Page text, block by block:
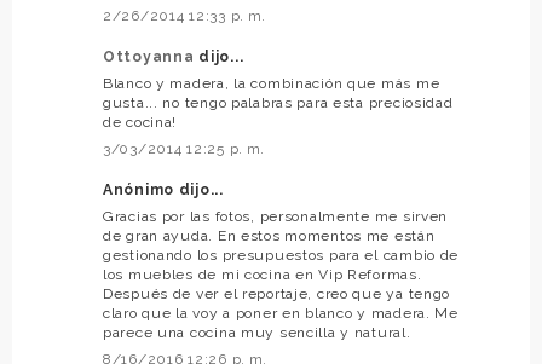
2/26/2014 12:33 p. m.
Ottoyanna dijo...
Blanco y madera, la combinación que más me
gusta... no tengo palabras para esta preciosidad
de cocina!
3/03/2014 12:25 p. m.
Anónimo dijo...
Gracias por las fotos, personalmente me sirven
de gran ayuda. En estos momentos me están
gestionando los presupuestos para el cambio de
los muebles de mi cocina en Vip Reformas.
Después de ver el reportaje, creo que ya tengo
claro que la voy a poner en blanco y madera. Me
parece una cocina muy sencilla y natural.
8/16/2016 12:26 p. m.